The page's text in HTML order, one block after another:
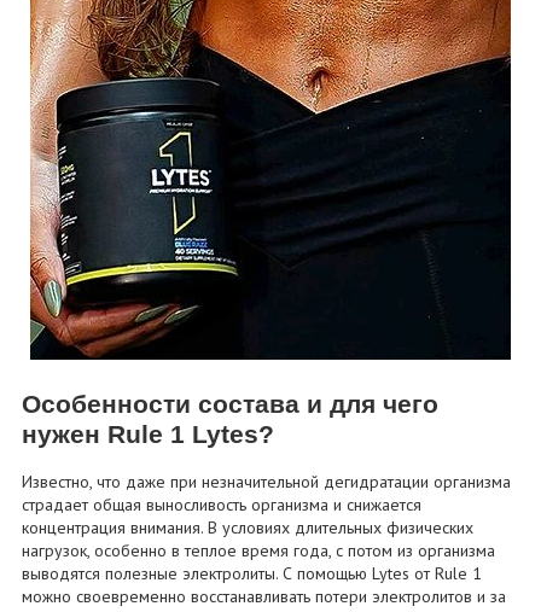
Особенности состава и для чего
нужен Rule 1 Lytes?
Известно, что даже при незначительной дегидратации организма
страдает общая выносливость организма и снижается
концентрация внимания. В условиях длительных физических
нагрузок, особенно в теплое время года, с потом из организма
выводятся полезные электролиты. С помощью Lytes от Rule 1
можно своевременно восстанавливать потери электролитов и за